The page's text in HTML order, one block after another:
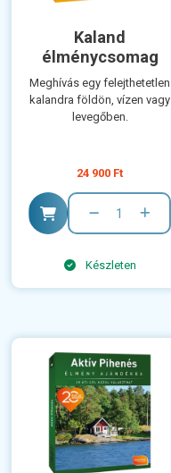
Kaland
élménycsomag
Meghívás egy felejthetetlen
kalandra földön, vízen vagy
levegőben.
24 900 Ft
Készleten